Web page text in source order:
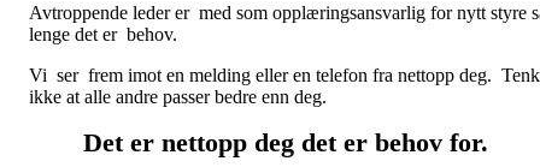
Avtroppende leder er med som opplæringsansvarlig for nytt styre
lenge det er behov.
Vi ser frem imot en melding eller en telefon fra nettopp deg. Tenk
ikke at alle andre passer bedre enn deg.
Det er nettopp deg det er behov for.